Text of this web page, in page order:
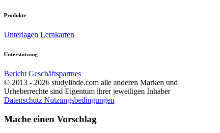
Produkte
Unterlagen Lernkarten
Unterstützung
Bericht Geschäftspartnes
© 2013 - 2026 studylibde.com alle anderen Marken und
Urheberrechte sind Eigentum ihrer jeweiligen Inhaber
Datenschutz Nutzungsbedingungen
Mache einen Vorschlag